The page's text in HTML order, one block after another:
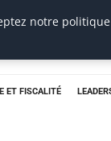
ET FISCALITÉ
notre